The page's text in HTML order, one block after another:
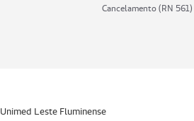
Cancelamento (RN 561)
Unimed Leste Fluminense